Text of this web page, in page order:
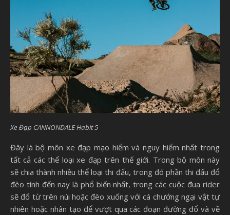
Xe Đạp CANNONDALE Habit 5
Đây là bộ môn xe đạp mạo hiểm và nguy hiểm nhất trong
tất cả các thể loại xe đạp trên thế giới. Trong bộ môn này
sẽ chia thành nhiều thể loại thi đấu, trong đó phần thi đấu đổ
đèo tính đến nay là phổ biến nhất, trong các cuộc đua rider
sẽ đổ từ trên núi hoặc đèo xuống với cá chướng ngại vật tự
nhiên hoặc nhân tạo để vượt qua các đoạn đường đổ và về